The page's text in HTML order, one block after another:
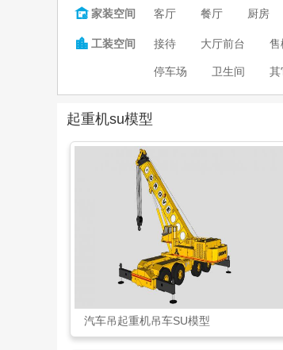
家装空间 客厅 餐厅 厨房
 工装空间 接待 大厅前台 售
停车场 卫生间 其
起重机su模型
汽车吊起重机吊车SU模型